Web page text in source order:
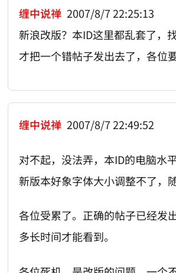
缠中说禅 2007/8/7 22:25:13
新浪改版？本ID这里都乱套了，
才把一个错帖子发出去了，各位
缠中说禅 2007/8/7 22:49:52
对不起，没法弄，本ID的电脑水
新版本好象字体大小调整不了，
各位受累了。正确的帖子已经发
多长时间才能看到。